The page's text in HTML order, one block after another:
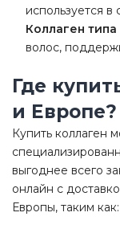
используется в
Коллаген типа
волос,
Где
и Европе?
Купить коллаген
выгоднее всего
онлайн с
Европы, таким как: